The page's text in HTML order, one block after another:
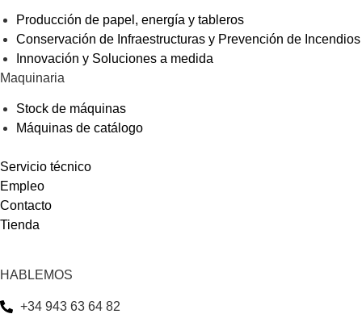
Producción de papel, energía y tableros
Conservación de Infraestructuras y Prevención de Incendios
Innovación y Soluciones a medida
Maquinaria
Stock de máquinas
Máquinas de catálogo
Servicio técnico
Empleo
Contacto
Tienda
HABLEMOS
+34 943 63 64 82